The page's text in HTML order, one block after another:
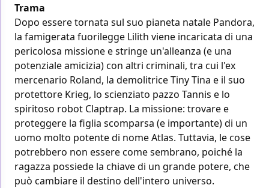
Trama
Dopo essere tornata sul suo pianeta natale Pandora,
la famigerata fuorilegge Lilith viene incaricata di una
pericolosa missione e stringe un'alleanza (e una
potenziale amicizia) con altri criminali, tra cui l'ex
mercenario Roland, la demolitrice Tiny Tina e il suo
protettore Krieg, lo scienziato pazzo Tannis e lo
spiritoso robot Claptrap. La missione: trovare e
proteggere la figlia scomparsa (e importante) di un
uomo molto potente di nome Atlas. Tuttavia, le cose
potrebbero non essere come sembrano, poiché la
ragazza possiede la chiave di un grande potere, che
può cambiare il destino dell'intero universo.